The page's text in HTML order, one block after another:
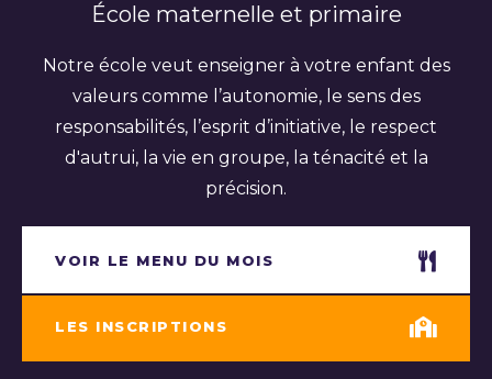
École maternelle et primaire
Notre école veut enseigner à votre enfant des
valeurs comme l’autonomie, le sens des
responsabilités, l’esprit d’initiative, le respect
d'autrui, la vie en groupe, la ténacité et la
précision.
VOIR LE MENU DU MOIS
LES INSCRIPTIONS